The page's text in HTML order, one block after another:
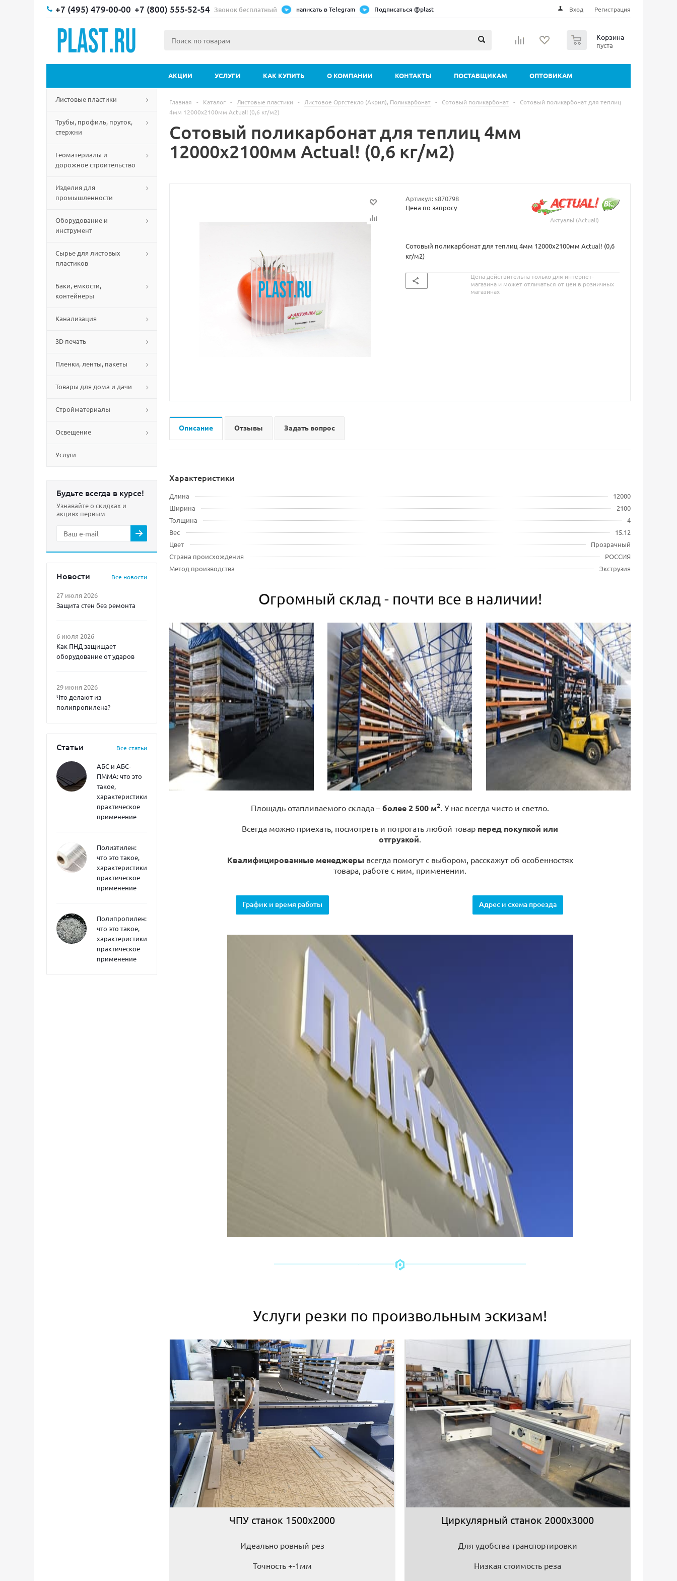
+7 (495) 479-00-00 +7 (800) 555-52-54 Звонок бесплатный написать в Telegram Подписаться @plast Вход Регистрация
Корзина
пуста
АКЦИИ УСЛУГИ КАК КУПИТЬ О КОМПАНИИ КОНТАКТЫ ПОСТАВЩИКАМ ОПТОВИКАМ
Листовые пластики
Трубы, профиль, пруток,
стержни
Геоматериалы и
дорожное строительство
Изделия для
промышленности
Оборудование и
инструмент
Сырье для листовых
пластиков
Баки, емкости,
контейнеры
Канализация
3D печать
Пленки, ленты, пакеты
Товары для дома и дачи
Стройматериалы
Освещение
Услуги
Будьте всегда в курсе!
Узнавайте о скидках и
акциях первым
Новости Все новости
27 июля 2026
Защита стен без ремонта
6 июля 2026
Как ПНД защищает
оборудование от ударов
29 июня 2026
Что делают из
полипропилена?
Статьи Все статьи
АБС и АБС-
ПММА: что это
такое,
характеристики,
практическое
применение
Полиэтилен:
что это такое,
характеристики,
практическое
применение
Полипропилен:
что это такое,
характеристики,
практическое
применение
Главная - Каталог - Листовые пластики - Листовое Оргстекло (Акрил), Поликарбонат - Сотовый поликарбонат -
Сотовый поликарбонат для теплиц
4мм 12000х2100мм Actual! (0,6 кг/м2)
Сотовый поликарбонат для теплиц 4мм
12000х2100мм Actual! (0,6 кг/м2)
Артикул:s870798
Цена по запросу
Актуаль! (Actual!)
Сотовый поликарбонат для теплиц 4мм 12000х2100мм Actual! (0,6
кг/м2)
Цена действительна только для интернет-
магазина и может отличаться от цен в розничных
магазинах
Описание Отзывы Задать вопрос
Характеристики
Длина
12000
Ширина
2100
Толщина
4
Вес
15.12
Цвет
Прозрачный
Страна происхождения
РОССИЯ
Метод производства
Экструзия
Огромный склад - почти все в наличии!
Площадь отапливаемого склада – более 2 500 м2. У нас всегда чисто и светло.
Всегда можно приехать, посмотреть и потрогать любой товар перед покупкой или
отгрузкой.
Квалифицированные менеджеры всегда помогут с выбором, расскажут об особенностях
товара, работе с ним, применении.
График и время работы Адрес и схема проезда
Услуги резки по произвольным эскизам!
ЧПУ станок 1500х2000
Идеально ровный рез
Точность +-1мм
Циркулярный станок 2000х3000
Для удобства транспортировки
Низкая стоимость реза